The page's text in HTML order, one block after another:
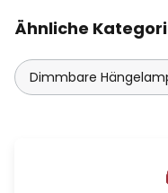
Ähnliche
Dimmbare